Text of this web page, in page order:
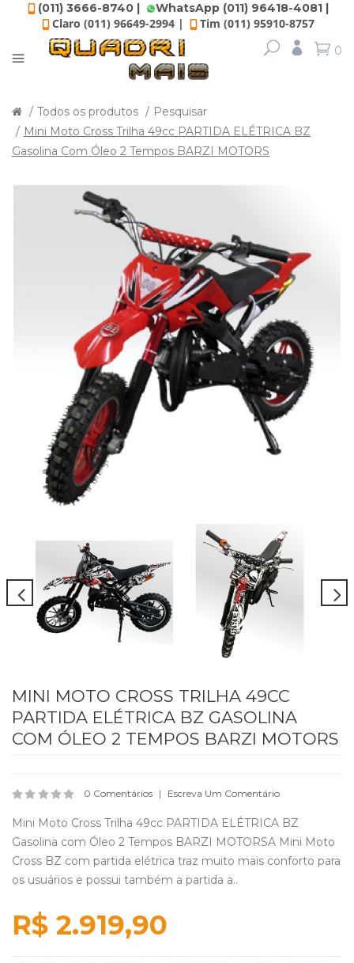
(011) 3666-8740 | WhatsApp (011) 96418-4081 |
Claro (011) 96649-2994 | Tim (011) 95910-8757
0
Todos os produtos
Pesquisar
Mini Moto Cross Trilha 49cc PARTIDA ELÉTRICA BZ
Gasolina Com Óleo 2 Tempos BARZI MOTORS
MINI MOTO CROSS TRILHA 49CC
PARTIDA ELÉTRICA BZ GASOLINA
COM ÓLEO 2 TEMPOS BARZI MOTORS
0 Comentários Escreva Um Comentário
Mini Moto Cross Trilha 49cc PARTIDA ELÉTRICA BZ
Gasolina com Óleo 2 Tempos BARZI MOTORSA Mini Moto
Cross BZ com partida elétrica traz muito mais conforto para
os usuários e possui também a partida a..
R$ 2.919,90